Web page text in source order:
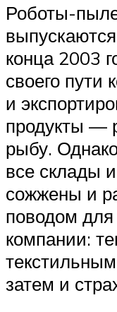
Роботы-
конца 2003
своего пути
и
продукты —
рыбу.
все склады
сожжены и
поводом
компании:
затем и